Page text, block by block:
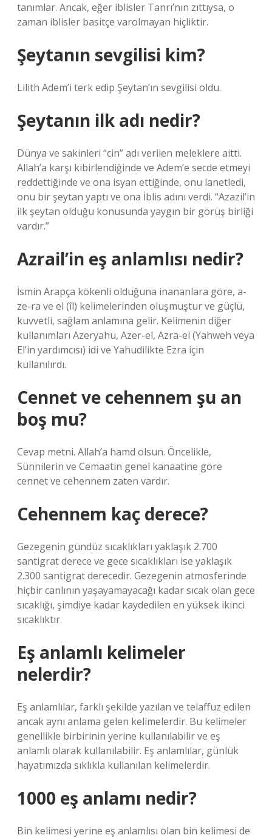
tanımlar. Ancak, eğer iblisler Tanrı’nın zıttıysa, o
zaman iblisler basitçe varolmayan hiçliktir.
Şeytanın sevgilisi kim?
Lilith Adem’i terk edip Şeytan’ın sevgilisi oldu.
Şeytanın ilk adı nedir?
Dünya ve sakinleri “cin” adı verilen meleklere aitti.
Allah’a karşı kibirlendiğinde ve Adem’e secde etmeyi
reddettiğinde ve ona isyan ettiğinde, onu lanetledi,
onu bir şeytan yaptı ve ona İblis adını verdi. “Azazil’in
ilk şeytan olduğu konusunda yaygın bir görüş birliği
vardır.”
Azrail’in eş anlamlısı nedir?
İsmin Arapça kökenli olduğuna inananlara göre, a-
ze-ra ve el (îl) kelimelerinden oluşmuştur ve güçlü,
kuvvetli, sağlam anlamına gelir. Kelimenin diğer
kullanımları Azeryahu, Azer-el, Azra-el (Yahweh veya
El’in yardımcısı) idi ve Yahudilikte Ezra için
kullanılırdı.
Cennet ve cehennem şu an
boş mu?
Cevap metni. Allah’a hamd olsun. Öncelikle,
Sünnilerin ve Cemaatin genel kanaatine göre
cennet ve cehennem zaten vardır.
Cehennem kaç derece?
Gezegenin gündüz sıcaklıkları yaklaşık 2.700
santigrat derece ve gece sıcaklıkları ise yaklaşık
2.300 santigrat derecedir. Gezegenin atmosferinde
hiçbir canlının yaşayamayacağı kadar sıcak olan gece
sıcaklığı, şimdiye kadar kaydedilen en yüksek ikinci
sıcaklıktır.
Eş anlamlı kelimeler
nelerdir?
Eş anlamlılar, farklı şekilde yazılan ve telaffuz edilen
ancak aynı anlama gelen kelimelerdir. Bu kelimeler
genellikle birbirinin yerine kullanılabilir ve eş
anlamlı olarak kullanılabilir. Eş anlamlılar, günlük
hayatımızda sıklıkla kullanılan kelimelerdir.
1000 eş anlamı nedir?
Bin kelimesi yerine eş anlamlısı olan bin kelimesi de